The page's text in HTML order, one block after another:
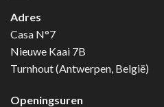
Adres
Casa N°7
Nieuwe Kaai 7B
Turnhout (Antwerpen, België)
Openingsuren